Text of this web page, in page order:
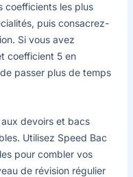
coefficients les plus
puis consacrez-
Si vous avez
coefficient 5 en
passer plus de temps
devoirs et bacs
Utilisez Speed Bac
pour combler vos
de révision régulier